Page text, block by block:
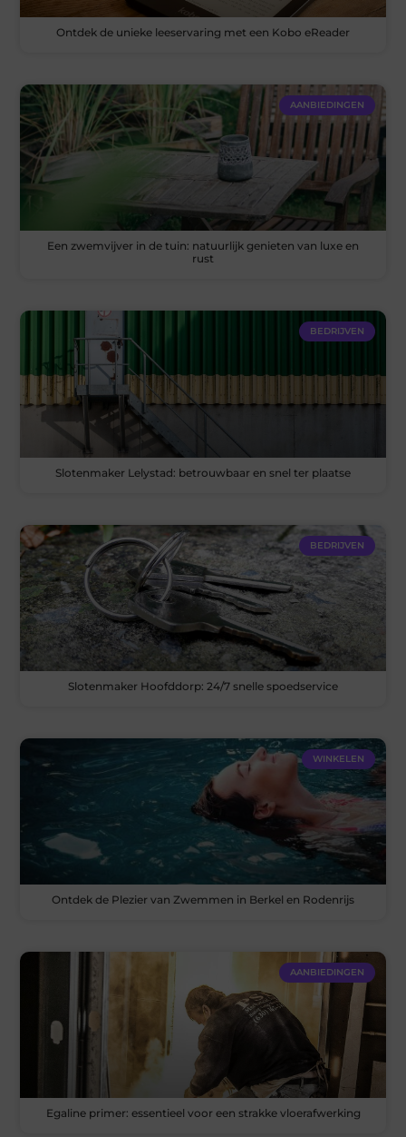
Ontdek de unieke leeservaring met een Kobo eReader
AANBIEDINGEN
Een zwemvijver in de tuin: natuurlijk genieten van luxe en
rust
BEDRIJVEN
Slotenmaker Lelystad: betrouwbaar en snel ter plaatse
BEDRIJVEN
Slotenmaker Hoofddorp: 24/7 snelle spoedservice
WINKELEN
Ontdek de Plezier van Zwemmen in Berkel en Rodenrijs
AANBIEDINGEN
Egaline primer: essentieel voor een strakke vloerafwerking